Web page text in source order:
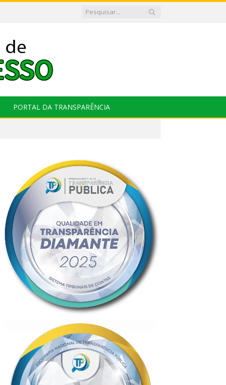
PORTAL DA TRANSPARÊNCIA